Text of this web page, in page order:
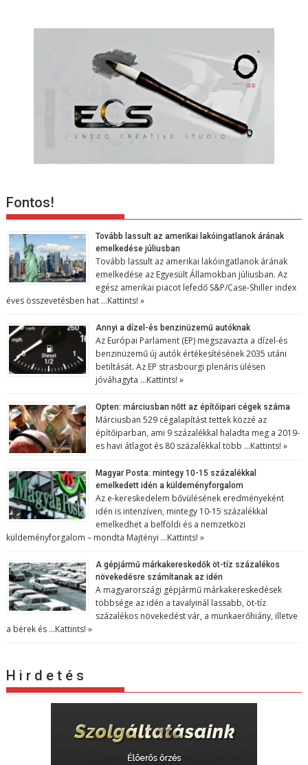
Fontos!
Tovább lassult az amerikai lakóingatlanok árának
emelkedése júliusban
Tovább lassult az amerikai lakóingatlanok árának
emelkedése az Egyesült Államokban júliusban. Az
egész amerikai piacot lefedő S&P/Case-Shiller index
éves összevetésben hat …Kattints! »
Annyi a dízel-és benzinüzemű autóknak
Az Európai Parlament (EP) megszavazta a dízel-és
benzinüzemű új autók értékesítésének 2035 utáni
betiltását. Az EP strasbourgi plenáris ülésen
jóváhagyta …Kattints! »
Opten: márciusban nőtt az építőipari cégek száma
Márciusban 529 cégalapítást tettek közzé az
építőiparban, ami 9 százalékkal haladta meg a 2019-
es havi átlagot és 80 százalékkal több …Kattints! »
Magyar Posta: mintegy 10-15 százalékkal
emelkedett idén a küldeményforgalom
Az e-kereskedelem bővülésének eredményeként
idén is intenzíven, mintegy 10-15 százalékkal
emelkedhet a belföldi és a nemzetközi
küldeményforgalom – mondta Majtényi …Kattints! »
A gépjármű márkakereskedők öt-tíz százalékos
növekedésre számítanak az idén
A magyarországi gépjármű márkakereskedések
többsége az idén a tavalyinál lassabb, öt-tíz
százalékos növekedést vár, a munkaerőhiány, illetve
a bérek és …Kattints! »
H i r d e t é s